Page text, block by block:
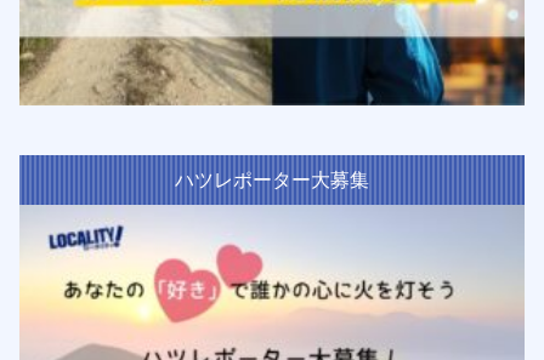
ハツレポーター大募集